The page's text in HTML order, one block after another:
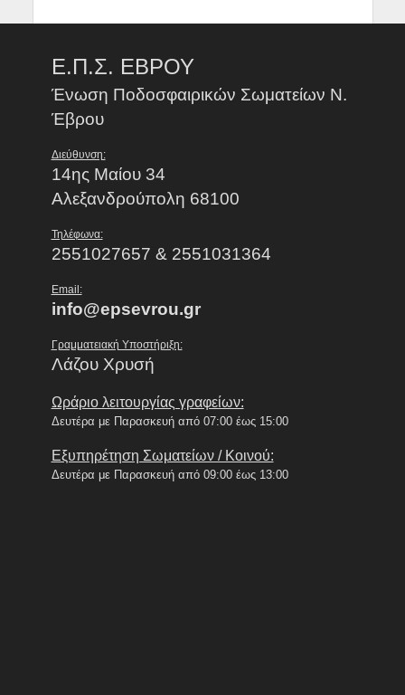
Ε.Π.Σ. ΕΒΡΟΥ
Ένωση Ποδοσφαιρικών Σωματείων Ν.
Έβρου
Διεύθυνση:
14ης Μαίου 34
Αλεξανδρούπολη 68100
Τηλέφωνα:
2551027657 & 2551031364
Email:
info@epsevrou.gr
Γραμματειακή Υποστήριξη:
Λάζου Χρυσή
Ωράριο λειτουργίας γραφείων:
Δευτέρα με Παρασκευή από 07:00 έως 15:00
Εξυπηρέτηση Σωματείων / Κοινού:
Δευτέρα με Παρασκευή από 09:00 έως 13:00